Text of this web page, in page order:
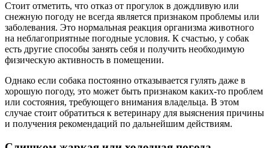
Стоит отметить, что отказ от прогулок в дождливую или
снежную погоду не всегда является признаком проблемы или
заболевания. Это нормальная реакция организма животного
на неблагоприятные погодные условия. К счастью, у собак
есть другие способы занять себя и получить необходимую
физическую активность в помещении.
Однако если собака постоянно отказывается гулять даже в
хорошую погоду, это может быть признаком каких-то проблем
или состояния, требующего внимания владельца. В этом
случае стоит обратиться к ветеринару для выяснения причины
и получения рекомендаций по дальнейшим действиям.